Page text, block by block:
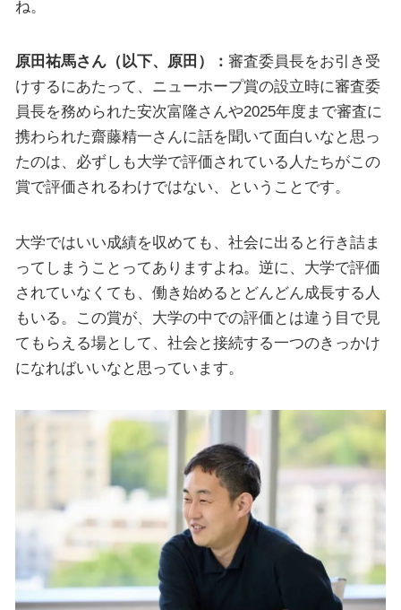
ね。
原田祐馬さん（以下、原田）： 審査委員長をお引き受
けするにあたって、ニューホープ賞の設立時に審査委
員長を務められた安次富隆さんや2025年度まで審査に
携わられた齋藤精一さんに話を聞いて面白いなと思っ
たのは、必ずしも大学で評価されている人たちがこの
賞で評価されるわけではない、ということです。
大学ではいい成績を収めても、社会に出ると行き詰ま
ってしまうことってありますよね。逆に、大学で評価
されていなくても、働き始めるとどんどん成長する人
もいる。この賞が、大学の中での評価とは違う目で見
てもらえる場として、社会と接続する一つのきっかけ
になればいいなと思っています。